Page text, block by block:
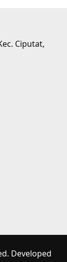
Ciputat,
Developed